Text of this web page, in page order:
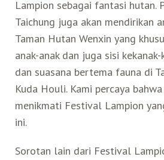
Lampion sebagai fantasi hutan.
Taichung juga akan mendirikan
Taman Hutan Wenxin yang
anak-anak dan juga sisi
dan suasana bertema fauna di
Kuda Houli. Kami percaya
menikmati Festival Lampion
ini.
Sorotan lain dari Festival